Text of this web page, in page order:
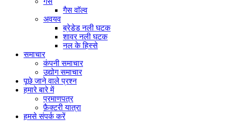
गैस वाॅल्व
अवयव
ब्रेडेड नली घटक
शावर नली घटक
नल के हिस्से
समाचार
कंपनी समाचार
उद्योग समाचार
पूछे जाने वाले प्रश्न
हमारे बारे में
प्रमाणपत्र
फ़ैक्टरी यात्रा
हमसे संपर्क करें